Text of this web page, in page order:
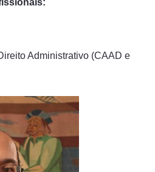
Administrativo (CAAD e